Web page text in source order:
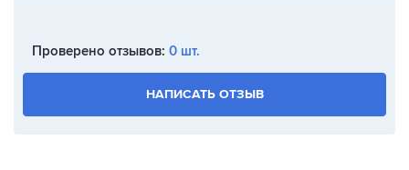
Проверено отзывов: 0 шт.
НАПИСАТЬ ОТЗЫВ